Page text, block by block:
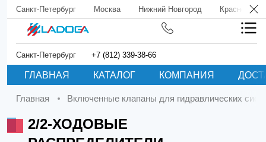
Санкт-Петербург Москва Нижний Новгород Краснодар
Санкт-Петербург +7 (812) 339-38-66
ГЛАВНАЯ КАТАЛОГ КОМПАНИЯ
Главная Включенные клапаны для гидравлических
2/2-ХОДОВЫЕ